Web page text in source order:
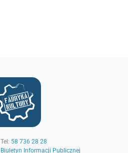
Tel: 58 736 28 28
Biuletyn Informacji Publicznej